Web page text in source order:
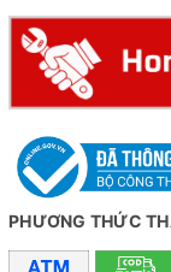
Hệ
Ảnh thực tế tại
PHƯƠNG THỨC